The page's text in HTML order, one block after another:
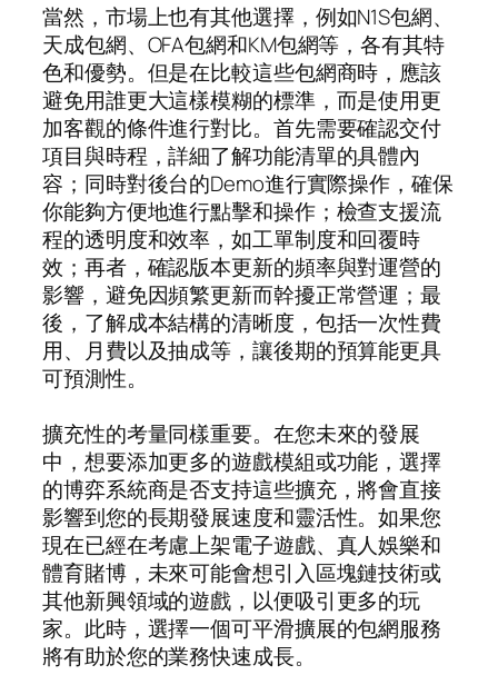
當然，市場上也有其他選擇，例如N1S包網、
天成包網、OFA包網和KM包網等，各有其特
色和優勢。但是在比較這些包網商時，應該
避免用誰更大這樣模糊的標準，而是使用更
加客觀的條件進行對比。首先需要確認交付
項目與時程，詳細了解功能清單的具體內
容；同時對後台的Demo進行實際操作，確保
你能夠方便地進行點擊和操作；檢查支援流
程的透明度和效率，如工單制度和回覆時
效；再者，確認版本更新的頻率與對運營的
影響，避免因頻繁更新而幹擾正常營運；最
後，了解成本結構的清晰度，包括一次性費
用、月費以及抽成等，讓後期的預算能更具
可預測性。
擴充性的考量同樣重要。在您未來的發展
中，想要添加更多的遊戲模組或功能，選擇
的博弈系統商是否支持這些擴充，將會直接
影響到您的長期發展速度和靈活性。如果您
現在已經在考慮上架電子遊戲、真人娛樂和
體育賭博，未來可能會想引入區塊鏈技術或
其他新興領域的遊戲，以便吸引更多的玩
家。此時，選擇一個可平滑擴展的包網服務
將有助於您的業務快速成長。